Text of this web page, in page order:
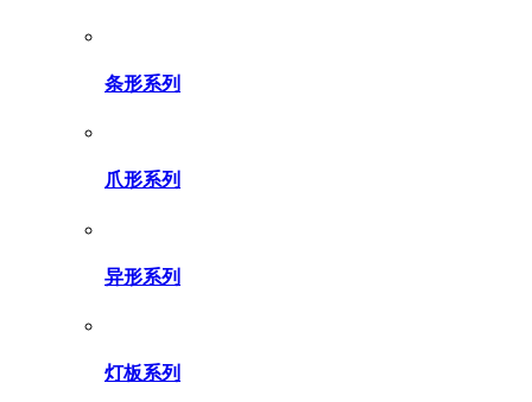
条形系列
爪形系列
异形系列
灯板系列